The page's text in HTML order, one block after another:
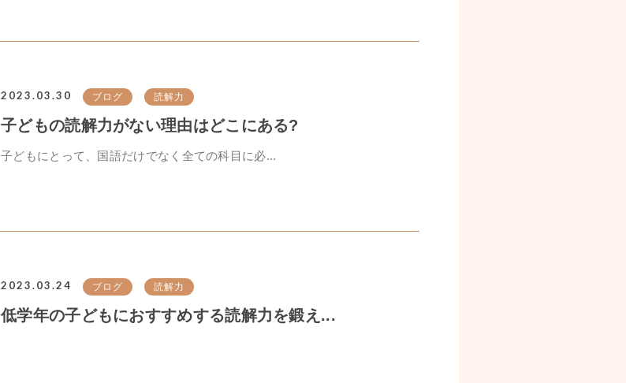
2023.03.30 ブログ 読解力
子どもの読解力がない理由はどこにある?
子どもにとって、国語だけでなく全ての科目に必...
2023.03.24 ブログ 読解力
低学年の子どもにおすすめする読解力を鍛え...